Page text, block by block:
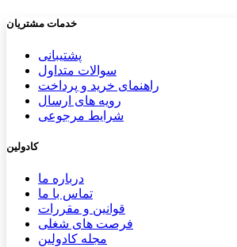
خدمات مشتریان
پشتیب​​انی
سوالات متداول
راهنمای خرید و پرداخت
رویه های ارسال
شرایط مرجوعی
کادولین
درباره ما
تماس با ما
قوانین و مقررات
فرصت های شغلی
مجله کادولین